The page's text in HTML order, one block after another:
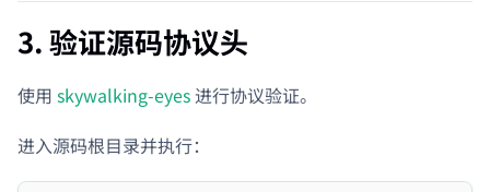
3. 验证源码协议头
使用 skywalking-eyes进行协议验证。
进入源码根目录并执行：